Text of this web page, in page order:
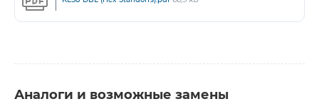
Аналоги и возможные замены